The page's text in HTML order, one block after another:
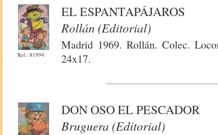
Ref.: 81994
EL ESPANTAPÁJAROS
Rollán (Editorial)
Madrid 1969. Rollán. Colec.
24x17.
DON OSO EL PESCADOR
Bruguera (Editorial)